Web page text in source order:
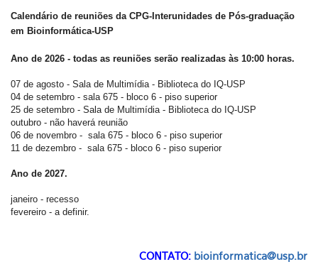
​Calendário de reuniões da CPG-Interunidades de Pós-graduação
em Bioinformática-USP
Ano de 2026 - todas as reuniões serão realizadas às 10:00 horas.
​07 de agosto - Sala de Multimídia - Biblioteca do IQ-USP
04 de setembro - sala 675 - bloco 6 - piso superior
25 de setembro - Sala de Multimídia - Biblioteca do IQ-USP
​outubro - não haverá reunião
06 de novembro - sala 675 - bloco 6 - piso superior
​11 de dezembro - sala 675 - bloco 6 - piso superior
Ano de 2027.
janeiro - recesso
fevereiro - a definir.
CONTATO: bioinformatica@usp.br